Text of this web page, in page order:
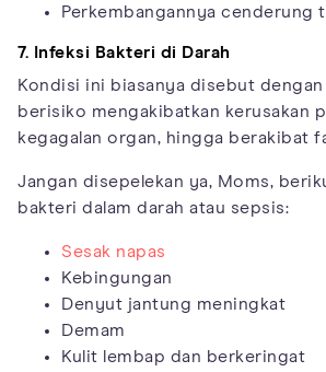
Perkembangannya cenderung
7. Infeksi Bakteri di Darah
Kondisi ini biasanya disebut dengan
berisiko mengakibatkan kerusakan
kegagalan organ, hingga berakibat
Jangan disepelekan ya, Moms,
bakteri dalam darah atau sepsis:
Sesak napas
Kebingungan
Denyut jantung meningkat
Demam
Kulit lembap dan berkeringat